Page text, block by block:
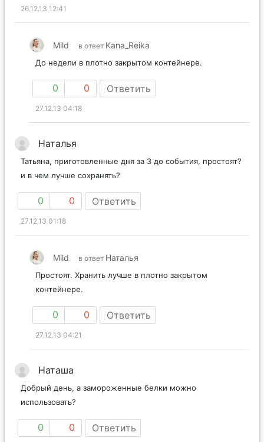
26.12.13 12:41
Mild в ответ Kana_Reika
До недели в плотно закрытом контейнере.
0 0 Ответить
27.12.13 04:18
Наталья
Татьяна, приготовленные дня за 3 до события, простоят?
и в чем лучше сохранять?
0 0 Ответить
27.12.13 01:18
Mild в ответ Наталья
Простоят. Хранить лучше в плотно закрытом
контейнере.
0 0 Ответить
27.12.13 04:21
Наташа
Добрый день, а замороженные белки можно
использовать?
0 0 Ответить